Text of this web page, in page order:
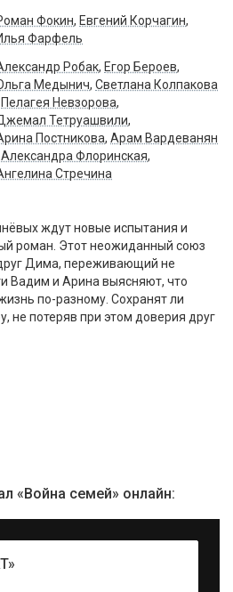
Фокин, Евгений Корчагин,
Фарфель
Робак, Егор Бероев,
Медынич, Светлана Колпакова
Пелагея Невзорова,
Тетруашвили,
Постникова, Арам Вардеванян
Александра Флоринская,
Стречина
ждут новые испытания и
роман. Этот неожиданный союз
Дима, переживающий не
Вадим и Арина выясняют, что
по-разному. Сохранят ли
не потеряв при этом доверия друг
«Война семей» онлайн: